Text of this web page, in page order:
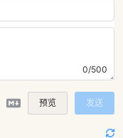
0/500
预览 发送